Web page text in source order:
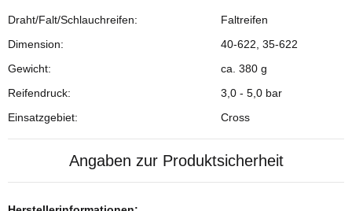
Draht/Falt/Schlauchreifen:
Faltreifen
Dimension:
40-622, 35-622
Gewicht:
ca. 380 g
Reifendruck:
3,0 - 5,0 bar
Einsatzgebiet:
Cross
Angaben zur Produktsicherheit